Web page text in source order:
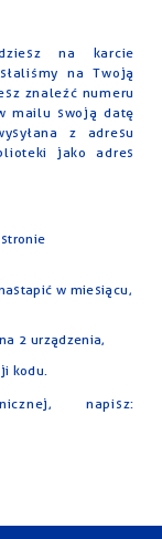
na karcie
na Twoją
znaleźć numeru
mailu swoją datę
z adresu
jako adres
w miesiącu,
2 urządzenia,
kodu.
napisz: